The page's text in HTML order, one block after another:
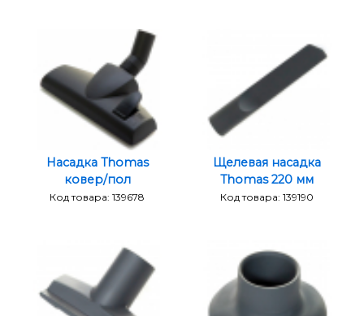
Насадка Thomas
ковер/пол
Код товара: 139678
Щелевая насадка
Thomas 220 мм
Код товара: 139190